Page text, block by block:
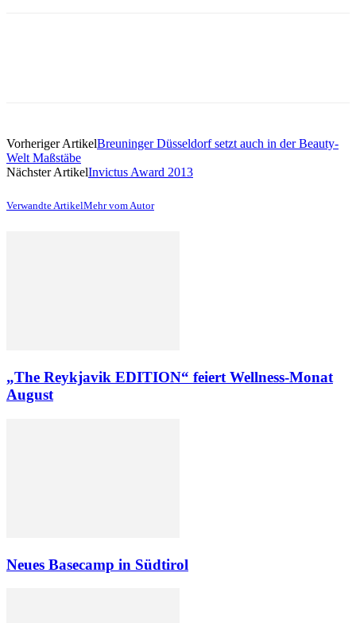
Vorheriger ArtikelBreuninger Düsseldorf setzt auch in der Beauty-
Welt Maßstäbe
Nächster ArtikelInvictus Award 2013
Verwandte ArtikelMehr vom Autor
„The Reykjavik EDITION“ feiert Wellness-Monat
August
Neues Basecamp in Südtirol